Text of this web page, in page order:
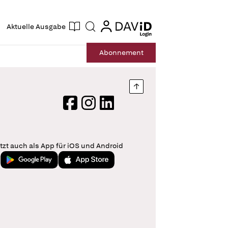
Aktuelle Ausgabe Suche login
login
Abonnement
Nach oben springen
FacebookInstagram
LinkedIn
auch als App für iOS und Android
Jetzt bei Google PlayLaden im App Store